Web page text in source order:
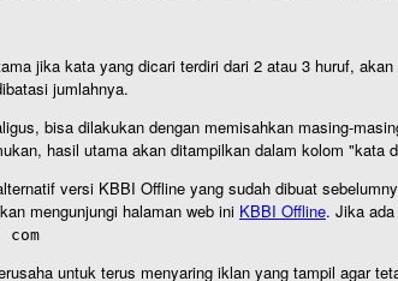
jika kata yang dicari terdiri dari 2 atau 3 huruf,
jumlahnya.
bisa dilakukan dengan memisahkan masing-
hasil utama akan ditampilkan dalam kolom
versi KBBI Offline yang sudah dibuat
mengunjungi halaman web ini KBBI Offline. Jika
untuk terus menyaring iklan yang tampil agar